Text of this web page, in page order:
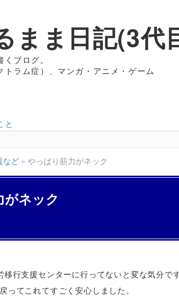
まま日記(3代
ブログ。
トラム症）、マンガ・アニメ・ゲーム
と
など» やっぱり筋力がネック
ネック
行支援センターに行ってないと変な気分です
ってこれてすごく安心しました。